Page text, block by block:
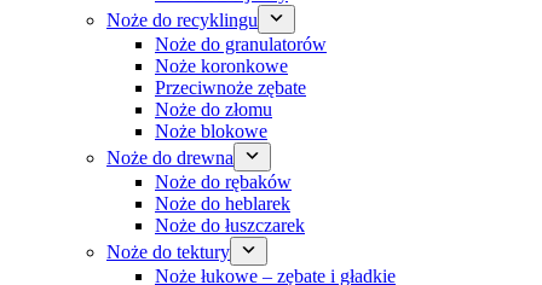
Noże do recyklingu
Noże do granulatorów
Noże koronkowe
Przeciwnoże zębate
Noże do złomu
Noże blokowe
Noże do drewna
Noże do rębaków
Noże do heblarek
Noże do łuszczarek
Noże do tektury
Noże łukowe – zębate i gładkie